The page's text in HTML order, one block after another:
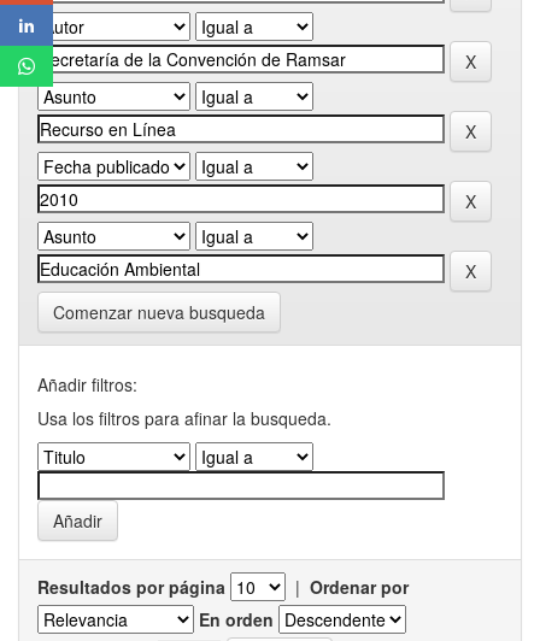
Comenzar nueva busqueda
Añadir filtros:
Usa los filtros para afinar la busqueda.
Resultados por página | Ordenar por
En orden